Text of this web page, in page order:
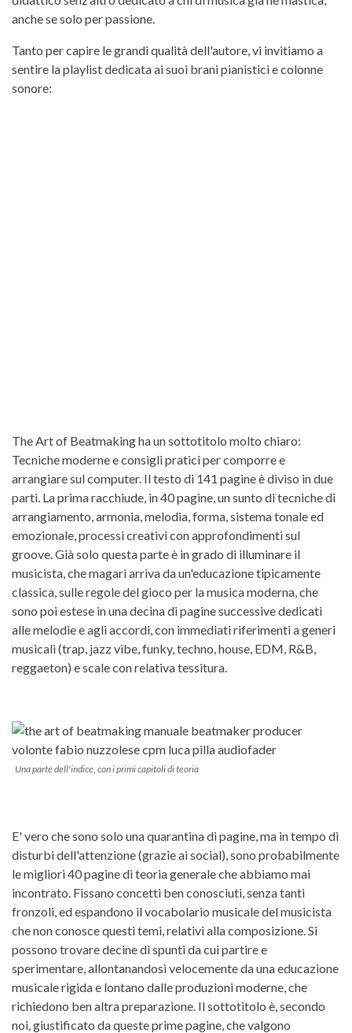
anche se solo per passione.
Tanto per capire le grandi qualità dell'autore, vi invitiamo a
sentire la playlist dedicata ai suoi brani pianistici e colonne
sonore:
The Art of Beatmaking ha un sottotitolo molto chiaro:
Tecniche moderne e consigli pratici per comporre e
arrangiare sul computer. Il testo di 141 pagine è diviso in due
parti. La prima racchiude, in 40 pagine, un sunto di tecniche di
arrangiamento, armonia, melodia, forma, sistema tonale ed
emozionale, processi creativi con approfondimenti sul
groove. Già solo questa parte è in grado di illuminare il
musicista, che magari arriva da un'educazione tipicamente
classica, sulle regole del gioco per la musica moderna, che
sono poi estese in una decina di pagine successive dedicati
alle melodie e agli accordi, con immediati riferimenti a generi
musicali (trap, jazz vibe, funky, techno, house, EDM, R&B,
reggaeton) e scale con relativa tessitura.
Una parte dell'indice, con i primi capitoli di teoria
E' vero che sono solo una quarantina di pagine, ma in tempo di
disturbi dell'attenzione (grazie ai social), sono probabilmente
le migliori 40 pagine di teoria generale che abbiamo mai
incontrato. Fissano concetti ben conosciuti, senza tanti
fronzoli, ed espandono il vocabolario musicale del musicista
che non conosce questi temi, relativi alla composizione. Si
possono trovare decine di spunti da cui partire e
sperimentare, allontanandosi velocemente da una educazione
musicale rigida e lontano dalle produzioni moderne, che
richiedono ben altra preparazione. Il sottotitolo è, secondo
noi, giustificato da queste prime pagine, che valgono